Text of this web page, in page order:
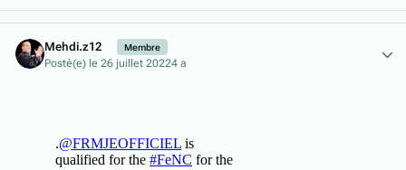
Mehdi.z12 Membre
Posté(e) le 26 juillet 20224 a